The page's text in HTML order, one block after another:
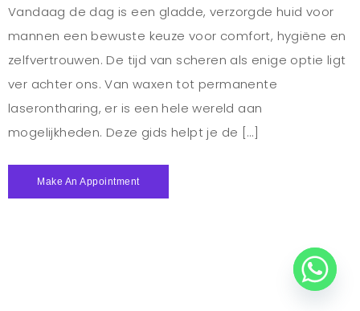
Vandaag de dag is een gladde, verzorgde huid voor
mannen een bewuste keuze voor comfort, hygiëne en
zelfvertrouwen. De tijd van scheren als enige optie ligt
ver achter ons. Van waxen tot permanente
laserontharing, er is een hele wereld aan
mogelijkheden. Deze gids helpt je de […]
Make An Appointment